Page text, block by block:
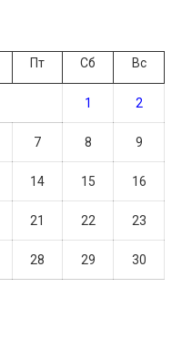
Пт Сб Вс
1 2
7 8 9
14 15 16
21 22 23
28 29 30